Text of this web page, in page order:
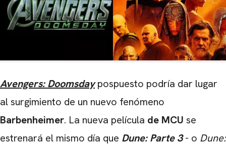
Avengers: Doomsdaypospuesto podría dar lugar
al surgimiento de un nuevo fenómeno
Barbenheimer. La nueva película de MCU se
estrenará el mismo día que Dune: Parte 3 - o Dune: